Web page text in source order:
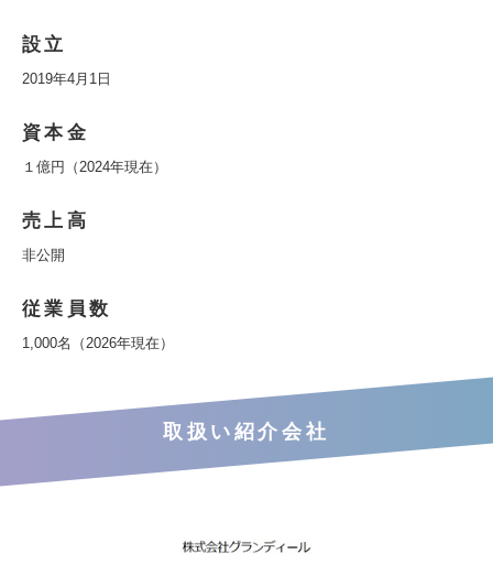
設立
2019年4月1日
資本金
１億円（2024年現在）
売上高
非公開
従業員数
1,000名（2026年現在）
取扱い紹介会社